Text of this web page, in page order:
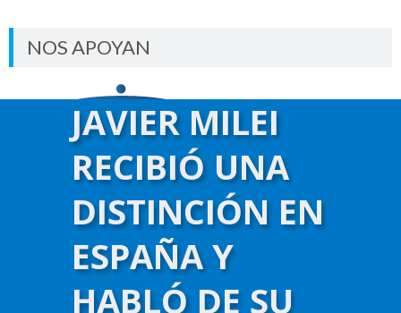
NOS APOYAN
JAVIER MILEI
RECIBIÓ UNA
DISTINCIÓN EN
ESPAÑA Y
HABLÓ DE SU